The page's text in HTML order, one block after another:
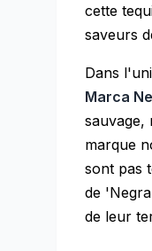
cette
saveurs
Dans
Marca
sauvage,
marque
sont pas
de
de leur